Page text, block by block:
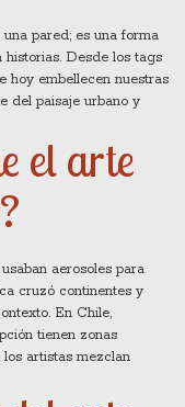
pared; es una forma
Desde los tags
hoy embellecen nuestras
del paisaje urbano y
el arte
aerosoles para
cruzó continentes y
En Chile,
tienen zonas
artistas mezclan